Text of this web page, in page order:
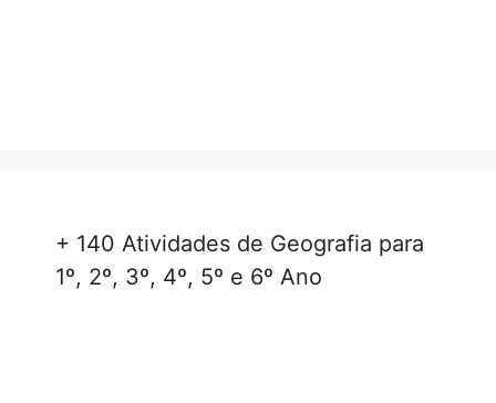
+ 140 Atividades de Geografia para
1º, 2º, 3º, 4º, 5º e 6º Ano